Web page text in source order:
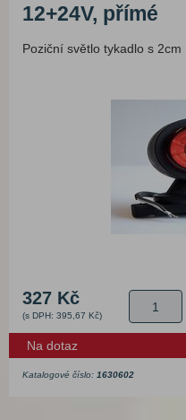
12+24V, přímé
Poziční světlo tykadlo s 2cm
327 Kč
(s DPH: 395,67 Kč)
Na dotaz
Katalogové číslo: 1630602